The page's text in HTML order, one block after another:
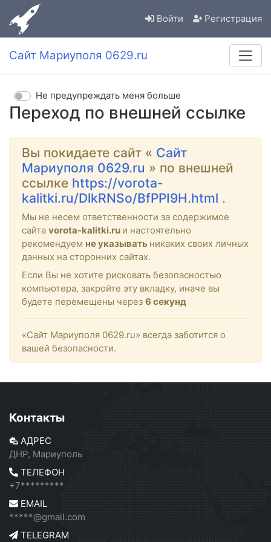
Войти Регистрация
Сайт Мариуполя 0629.ru
Переход по внешней ссылке
Не предупреждать меня больше
Вы покидаете сайт « Сайт
Мариуполя 0629.ru » по внешней
ссылке https://vorota-
kalitki.ru/DlkRNSo/BfPPI9H.html .
Мы не несем ответственности за содержимое
сайта vorota-kalitki.ru и настоятельно
рекомендуем не указывать никаких своих личных
данных на сторонних сайтах.
Если Вы не хотите рисковать безопасностью
компьютера, закройте эту вкладку, иначе вы
будете перемещены через 6 секунд
«Сайт Мариуполя 0629.ru» всегда заботится о
вашей безопасности.
Контакты
АДРЕС
ДНР, Мариуполь
ТЕЛЕФОН
+7*********
EMAIL
*****@gmail.com
TELEGRAM